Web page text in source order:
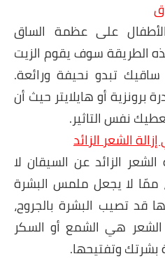
على عظمة الساق
الطريقة سوف يقوم الزيت
تبدو نحيفة ورائعة.
برونزية أو هايلايتر حيث أن
نفس التاثير.
الشعر الزائد
الزائد عن السيقان لا
ممّا لا يجعل ملمس البشرة
قد تصيب البشرة بالجروح،
الشعر هي الشمع أو السكر
وتفتيحها.